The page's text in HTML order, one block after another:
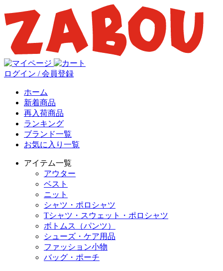
ログイン / 会員登録
ホーム
新着商品
再入荷商品
ランキング
ブランド一覧
お気に入り一覧
アイテム一覧
アウター
ベスト
ニット
シャツ・ポロシャツ
Tシャツ・スウェット・ポロシャツ
ボトムス（パンツ）
シューズ・ケア用品
ファッション小物
バッグ・ポーチ